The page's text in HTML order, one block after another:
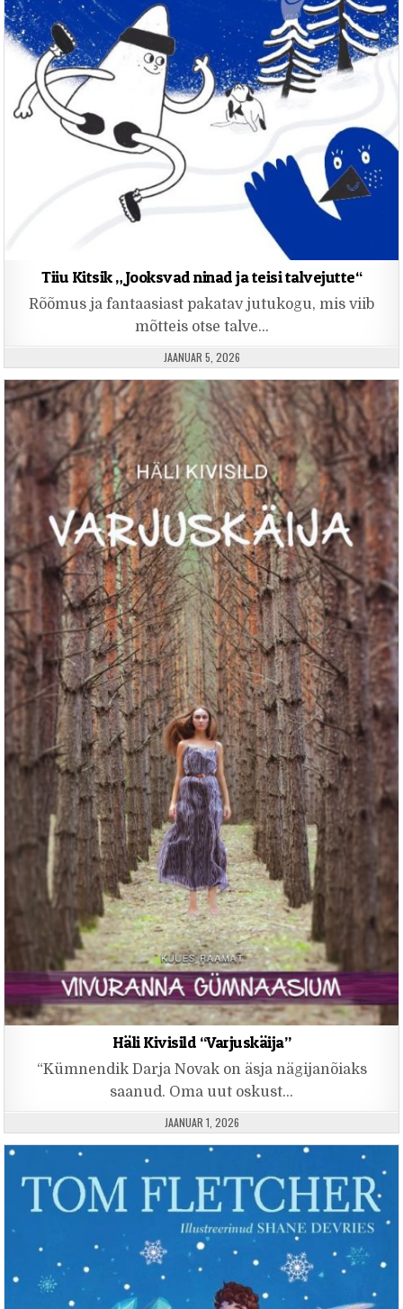
Tiiu Kitsik „Jooksvad ninad ja teisi talvejutte“
Rõõmus ja fantaasiast pakatav jutukogu, mis viib
mõtteis otse talve…
PUBLISHED DATE:
JAANUAR 5, 2026
Häli Kivisild “Varjuskäija”
“Kümnendik Darja Novak on äsja nägijanõiaks
saanud. Oma uut oskust…
PUBLISHED DATE:
JAANUAR 1, 2026